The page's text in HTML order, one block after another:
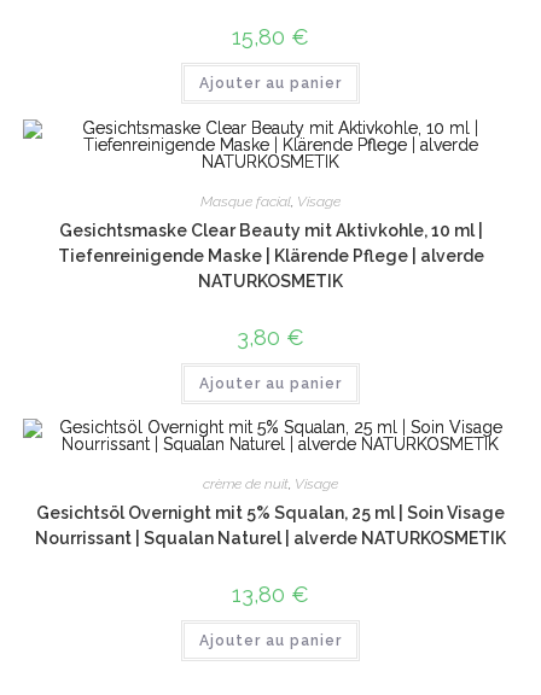
15,80 €
Ajouter au panier
Masque facial Visage
Gesichtsmaske Clear Beauty mit Aktivkohle, 10 ml |
Tiefenreinigende Maske | Klärende Pflege | alverde
NATURKOSMETIK
3,80 €
Ajouter au panier
crème de nuit, Visage
Gesichtsöl Overnight mit 5% Squalan, 25 ml | Soin Visage
Nourrissant | Squalan Naturel | alverde NATURKOSMETIK
13,80 €
Ajouter au panier